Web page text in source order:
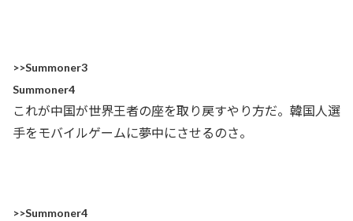
>>Summoner3
Summoner4
これが中国が世界王者の座を取り戻すやり方だ。韓国人選
手をモバイルゲームに夢中にさせるのさ。
>>Summoner4